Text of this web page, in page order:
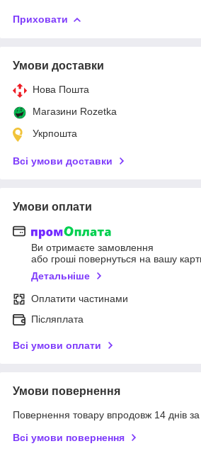
Приховати
Умови доставки
Нова Пошта
Магазини Rozetka
Укрпошта
Всі умови доставки
Умови оплати
Ви отримаєте замовлення
або гроші повернуться на вашу
Детальніше
Оплатити частинами
Післяплата
Всі умови оплати
Умови повернення
Повернення товару впродовж 14 днів
Всі умови повернення